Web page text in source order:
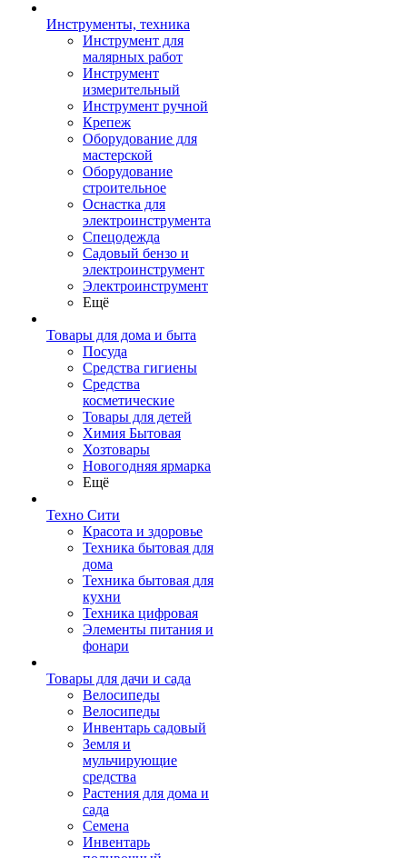
Инструменты, техника
Инструмент для
малярных работ
Инструмент
измерительный
Инструмент ручной
Крепеж
Оборудование для
мастерской
Оборудование
строительное
Оснастка для
электроинструмента
Спецодежда
Садовый бензо и
электроинструмент
Электроинструмент
Ещё
Товары для дома и быта
Посуда
Средства гигиены
Средства
косметические
Товары для детей
Химия Бытовая
Хозтовары
Новогодняя ярмарка
Ещё
Техно Сити
Красота и здоровье
Техника бытовая для
дома
Техника бытовая для
кухни
Техника цифровая
Элементы питания и
фонари
Товары для дачи и сада
Велосипеды
Велосипеды
Инвентарь садовый
Земля и
мульчирующие
средства
Растения для дома и
сада
Семена
Инвентарь